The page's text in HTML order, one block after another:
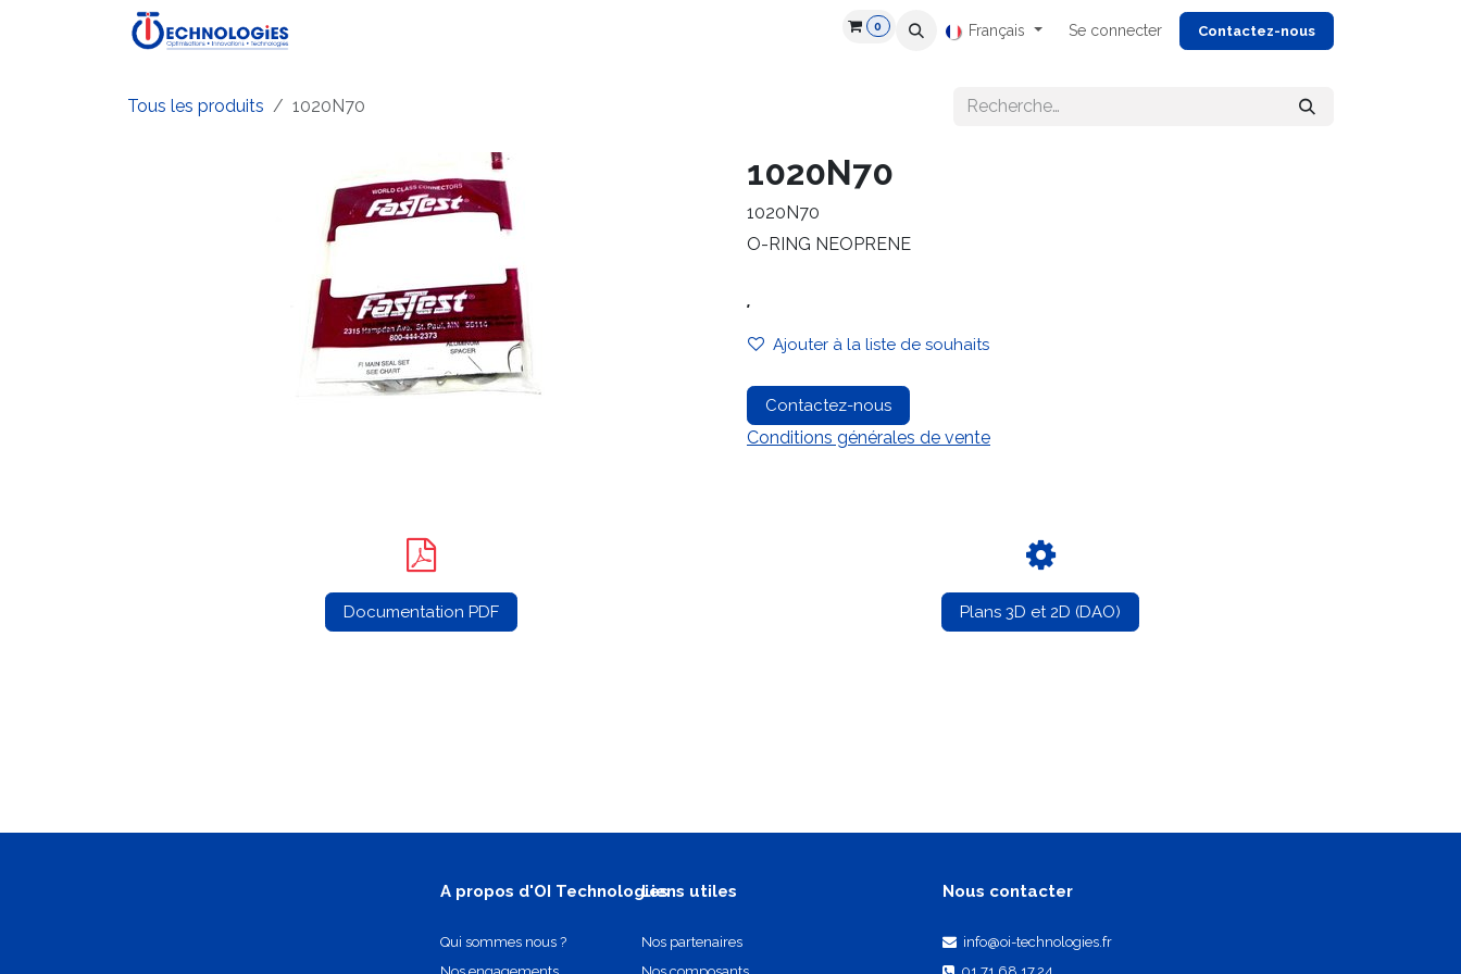
Se rendre au contenu
Recrutement Ressources
0 Français Se connecter Contactez-nous
Tous les produits 1020N70
1020N70
1020N70
O-RING NEOPRENE
.
Ajouter à la liste de souhaits
Contactez-nous
Conditions générales de vente
Documentation PDF Plans 3D et 2D (DAO)
A propos d'OI Technologies
Qui sommes nous ?
Liens utiles
Nos partenaires
Nous contacter
info@oi-technologies.fr